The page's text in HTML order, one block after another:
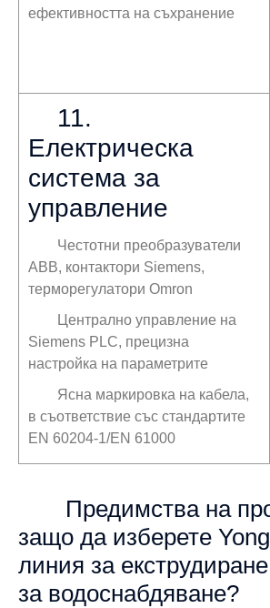
ефективността на съхранение
11.
Електрическа
система за
управление
Честотни преобразуватели
ABB, контактори Siemens,
терморегулатори Omron
Централно управление на
Siemens PLC, прецизна
настройка на параметрите
Ясна маркировка на кабела,
в съответствие със стандартите
EN 60204-1/EN 61000
Предимства на
защо да изберете
линия за
за водоснабдяване?